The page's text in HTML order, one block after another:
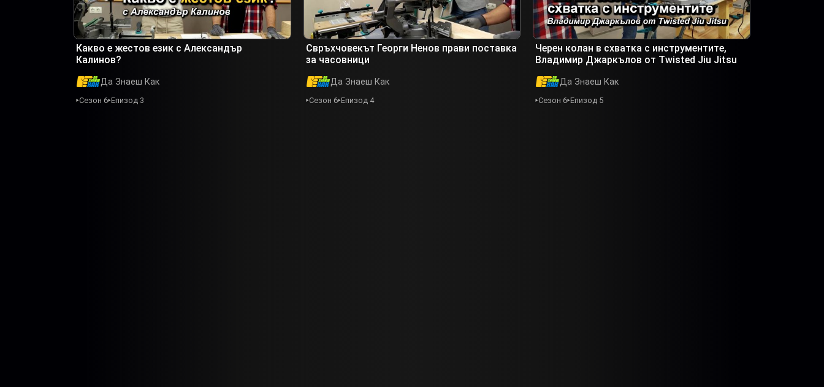
Какво е жестов език с Александър
Калинов?
Да Знаеш Как
Сезон 6 Епизод 3
Свръхчовекът Георги Ненов прави поставка
за часовници
Да Знаеш Как
Сезон 6 Епизод 4
Черен колан в схватка с инструментите,
Владимир Джаркълов от Twisted Jiu Jitsu
Да Знаеш Как
Сезон 6 Епизод 5